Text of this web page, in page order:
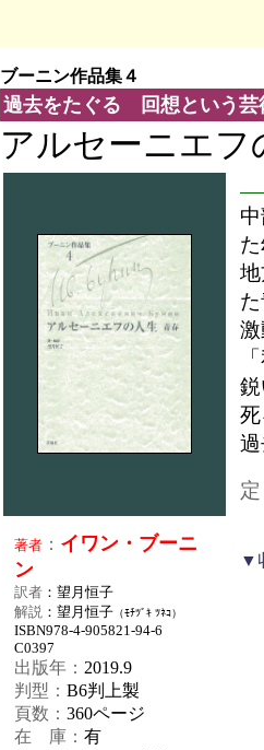
ブーニン作品集４
過去をたぐる 回想という芸
アルセーニエフ
著者 ： イワン・ブーニ
ン
訳者 ：望月恒子
解説 ：望月恒子 （ﾓﾁﾂﾞｷ ﾂﾈｺ）
ISBN978-4-905821-94-6
C0397
出版年： 2019.9
判型： B6判上製
頁数： 360ページ
在 庫： 有
▼